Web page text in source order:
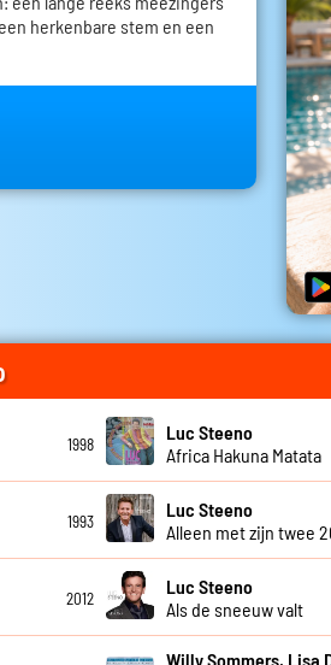
herkenbare stem en een
1998
Luc Steeno
Africa Hakuna Matata
1993
Luc Steeno
Alleen met zijn twee
2012
Luc Steeno
Als de sneeuw valt
Willy Sommers, Lisa